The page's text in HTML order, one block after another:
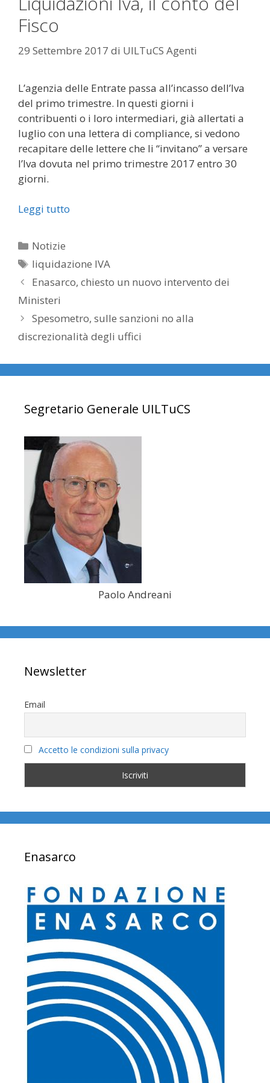
Fisco
29 Settembre 2017 di UILTuCS Agenti
L’agenzia delle Entrate passa all’incasso dell’Iva
del primo trimestre. In questi giorni i
contribuenti o i loro intermediari, già allertati a
luglio con una lettera di compliance, si vedono
recapitare delle lettere che li “invitano” a versare
l’Iva dovuta nel primo trimestre 2017 entro 30
giorni.
Leggi tutto
Categorie
Notizie
Tag
liquidazione IVA
Enasarco, chiesto un nuovo intervento dei
Ministeri
Spesometro, sulle sanzioni no alla
discrezionalità degli uffici
Segretario Generale UILTuCS
Paolo Andreani
Newsletter
Email
Accetto le condizioni sulla privacy
Enasarco